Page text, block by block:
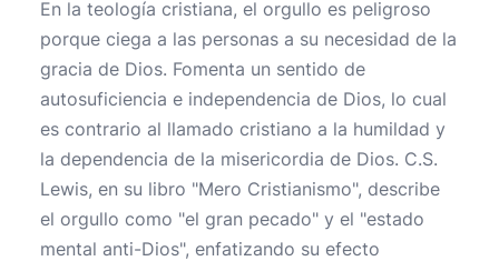
En la teología cristiana, el orgullo es peligroso
porque ciega a las personas a su necesidad de la
gracia de Dios. Fomenta un sentido de
autosuficiencia e independencia de Dios, lo cual
es contrario al llamado cristiano a la humildad y
la dependencia de la misericordia de Dios. C.S.
Lewis, en su libro "Mero Cristianismo", describe
el orgullo como "el gran pecado" y el "estado
mental anti-Dios", enfatizando su efecto